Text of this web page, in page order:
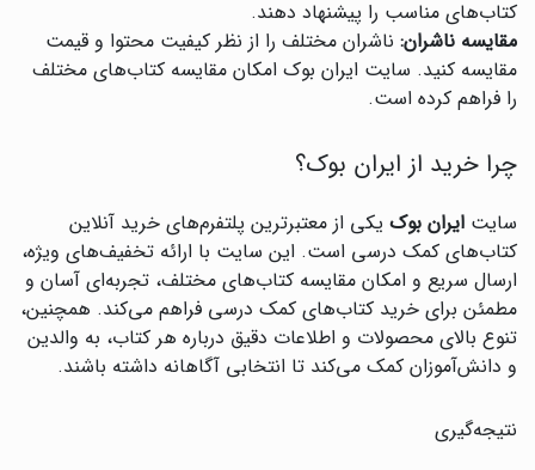
کتاب‌های مناسب را پیشنهاد دهند.
مقایسه ناشران: ناشران مختلف را از نظر کیفیت محتوا و قیمت
مقایسه کنید. سایت ایران بوک امکان مقایسه کتاب‌های مختلف
را فراهم کرده است.
چرا خرید از ایران بوک؟
سایت ایران بوک یکی از معتبرترین پلتفرم‌های خرید آنلاین
کتاب‌های کمک درسی است. این سایت با ارائه تخفیف‌های ویژه،
ارسال سریع و امکان مقایسه کتاب‌های مختلف، تجربه‌ای آسان و
مطمئن برای خرید کتاب‌های کمک درسی فراهم می‌کند. همچنین،
تنوع بالای محصولات و اطلاعات دقیق درباره هر کتاب، به والدین
و دانش‌آموزان کمک می‌کند تا انتخابی آگاهانه داشته باشند.
نتیجه‌گیری